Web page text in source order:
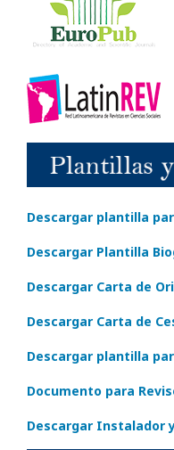
Descargar plantilla
Descargar Plantilla
Descargar Carta de
Descargar Carta de
Descargar plantilla
Documento para
Descargar Instalador